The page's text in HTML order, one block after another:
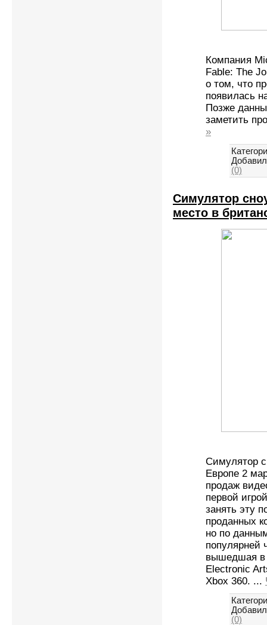
Компания
Fable: The
о том, что
появилась
Позже
заметить
»
(0)
Симулятор
место в
Симулятор
Европе 2
продаж
первой
занять эту
проданных
но по
популярней
вышедшая в
Electronic
Xbox 360. ...
(0)